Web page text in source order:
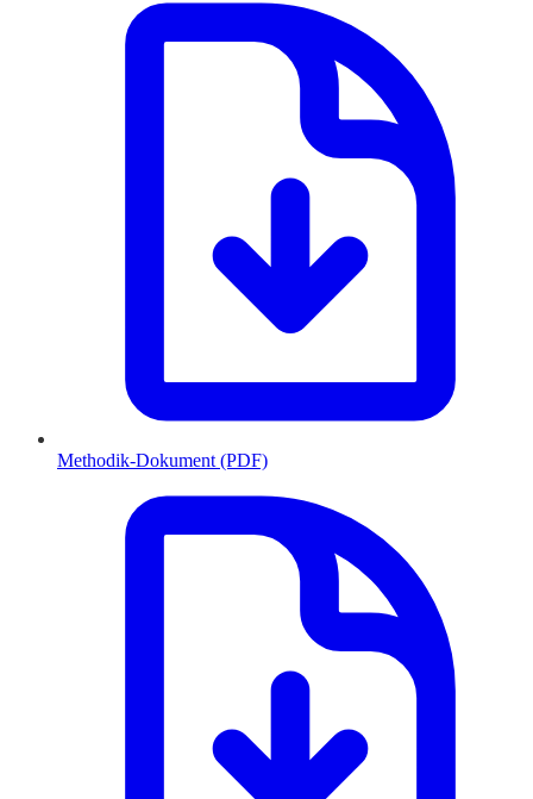
Methodik-Dokument (PDF)